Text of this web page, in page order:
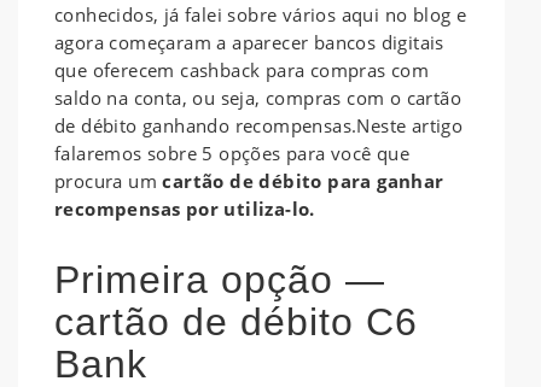
conhecidos, já falei sobre vários aqui no blog e
agora começaram a aparecer bancos digitais
que oferecem cashback para compras com
saldo na conta, ou seja, compras com o cartão
de débito ganhando recompensas.Neste artigo
falaremos sobre 5 opções para você que
procura umcartão de débito para ganhar
recompensas por utiliza-lo.
Primeira opção —
cartão de débito C6
Bank